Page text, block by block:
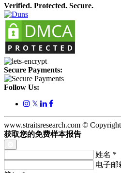
Verified. Protected. Secure.
Secure Payments:
Follow Us:
𝕏
www.straitsresearch.com © Copyright
获取您的免费样本报告
姓名 *
电子邮